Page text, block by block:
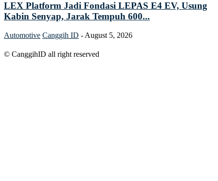
LEX Platform Jadi Fondasi LEPAS E4 EV, Usung
Kabin Senyap, Jarak Tempuh 600...
Automotive Canggih ID - August 5, 2026
© CanggihID all right reserved